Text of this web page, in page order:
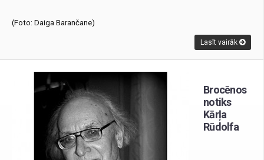
(Foto: Daiga Barančane)
Lasīt vairāk
Brocēnos
notiks
Kārļa
Rūdolfa